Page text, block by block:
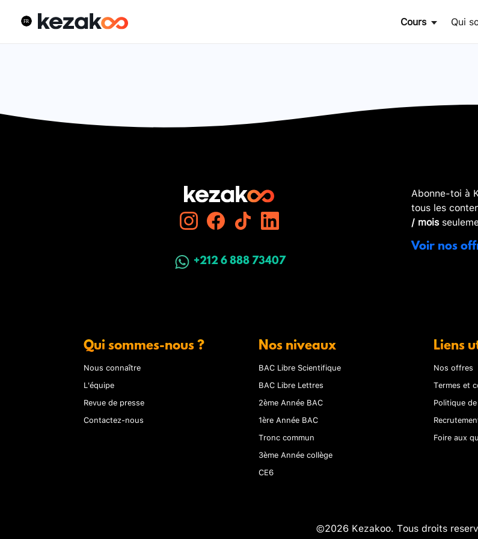
Cours Qui
+212 6 888 73407
Abonne-toi à
tous les
/ mois
Voir nos
Qui sommes-nous ?
Nous connaître
L'équipe
Revue de presse
Contactez-nous
Nos niveaux
BAC Libre Scientifique
BAC Libre Lettres
2ème Année BAC
1ère Année BAC
Tronc commun
3ème Année collège
CE6
Liens
Nos offres
Termes et
Politique
Foire aux
©2026 Kezakoo. Tous droits